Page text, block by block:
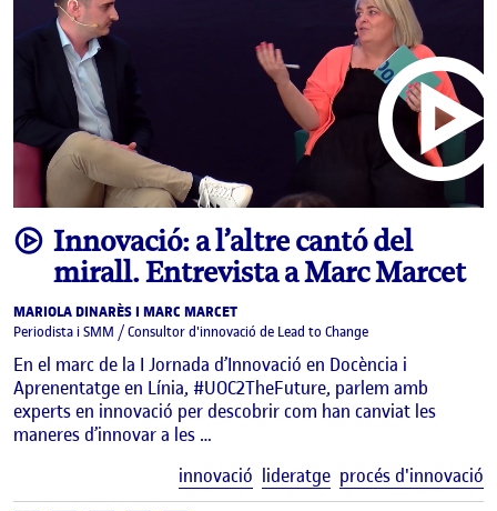
videoInnovació: a l’altre cantó del
mirall. Entrevista a Marc Marcet
MARIOLA DINARÈS I MARC MARCET
Periodista i SMM / Consultor d'innovació de Lead to Change
En el marc de la I Jornada d’Innovació en Docència i
Aprenentatge en Línia, #UOC2TheFuture, parlem amb
experts en innovació per descobrir com han canviat les
maneres d’innovar a les …
innovació lideratge procés d'innovació